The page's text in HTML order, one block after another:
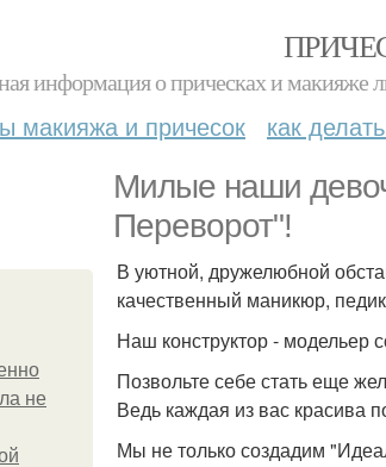
информация о прическах и макияже
макияжа и причесок как
Милые наши
Переворот"!
не
В уютной, дружелюбной
качественный маникюр,
Наш конструктор - модельер
Позвольте себе стать еще
Ведь каждая из вас красива
Мы не только создадим